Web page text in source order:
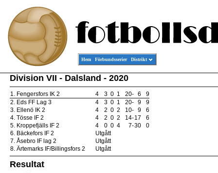
Hem Förbundsserier Distrikt
Division VII - Dalsland - 2020
1. Fengersfors IK 2 4 3 0 1 20- 6
9
2. Eds FF Lag 3 4 3 0 1 20- 9
9
3. Ellenö IK 2 4 2 0 2 10- 9
6
4. Tösse IF 2 4 2 0 2 14-17
6
5. Kroppefjälls IF 2 4 0 0 4 7-30
0
6. Bäckefors IF 2
Utgått
7. Åsebro IF lag 2
Utgått
8. Ärtemarks IF/Billingsfors 2 Utgått
Resultat